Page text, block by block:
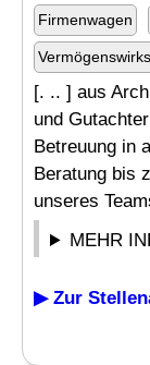
Firmenwagen
[. .. ] aus
und
Betreuung in
Beratung bis
unseres
MEHR
▶ Zur